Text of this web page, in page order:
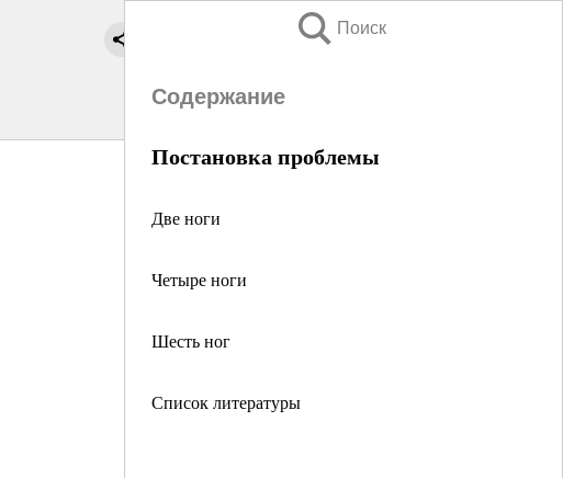
Поиск
Содержание
Постановка проблемы
Две ноги
Четыре ноги
Шесть ног
Список литературы